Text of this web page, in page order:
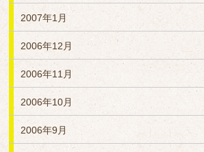
2007年1月
2006年12月
2006年11月
2006年10月
2006年9月